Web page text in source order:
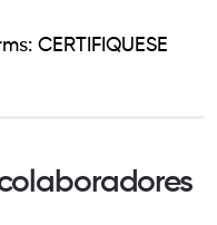
CERTIFIQUESE